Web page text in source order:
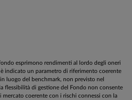
esprimono rendimenti al lordo degli oneri
indicato un parametro di riferimento coerente
luogo del benchmark, non previsto nel
flessibilità di gestione del Fondo non consente
coerente con i rischi connessi con la